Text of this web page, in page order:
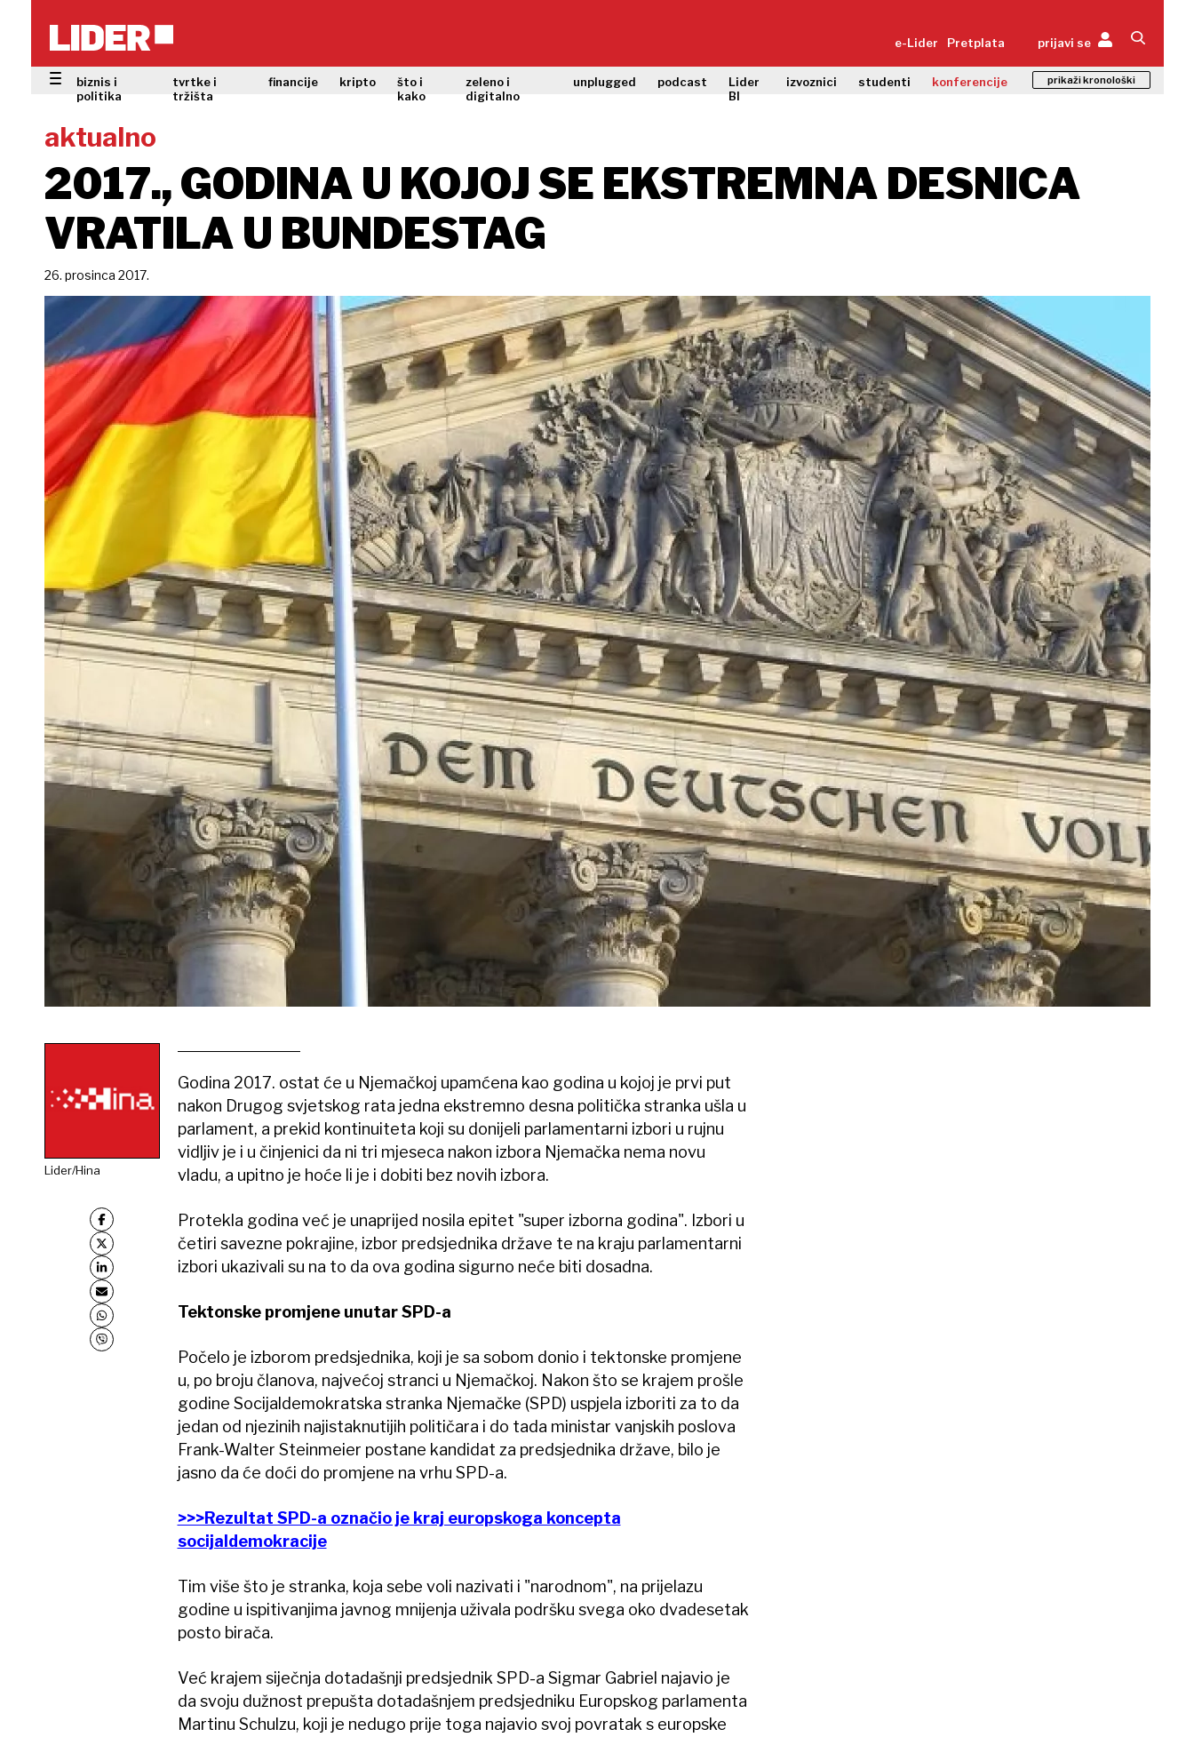
e-Lider Pretplata prijavi se
biznis i
politika
tvrtke i
tržišta
financije kripto
što i
kako
zeleno i
digitalno
unplugged podcast
Lider
BI
izvoznici studenti konferencije prikaži kronološki
aktualno
2017., GODINA U KOJOJ SE EKSTREMNA DESNICA
VRATILA U BUNDESTAG
26. prosinca 2017.
Lider/Hina
Godina 2017. ostat će u Njemačkoj upamćena kao godina u kojoj je prvi put
nakon Drugog svjetskog rata jedna ekstremno desna politička stranka ušla u
parlament, a prekid kontinuiteta koji su donijeli parlamentarni izbori u rujnu
vidljiv je i u činjenici da ni tri mjeseca nakon izbora Njemačka nema novu
vladu, a upitno je hoće li je i dobiti bez novih izbora.
Protekla godina već je unaprijed nosila epitet "super izborna godina". Izbori u
četiri savezne pokrajine, izbor predsjednika države te na kraju parlamentarni
izbori ukazivali su na to da ova godina sigurno neće biti dosadna.
Tektonske promjene unutar SPD-a
Počelo je izborom predsjednika, koji je sa sobom donio i tektonske promjene
u, po broju članova, najvećoj stranci u Njemačkoj. Nakon što se krajem prošle
godine Socijaldemokratska stranka Njemačke (SPD) uspjela izboriti za to da
jedan od njezinih najistaknutijih političara i do tada ministar vanjskih poslova
Frank-Walter Steinmeier postane kandidat za predsjednika države, bilo je
jasno da će doći do promjene na vrhu SPD-a.
>>>Rezultat SPD-a označio je kraj europskoga koncepta
socijaldemokracije
Tim više što je stranka, koja sebe voli nazivati i "narodnom", na prijelazu
godine u ispitivanjima javnog mnijenja uživala podršku svega oko dvadesetak
posto birača.
Već krajem siječnja dotadašnji predsjednik SPD-a Sigmar Gabriel najavio je
da svoju dužnost prepušta dotadašnjem predsjedniku Europskog parlamenta
Martinu Schulzu, koji je nedugo prije toga najavio svoj povratak s europske